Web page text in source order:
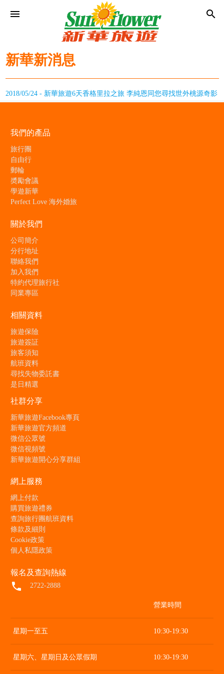
menu search
新華新消息
2018/05/24 - 新華旅遊6天香格里拉之旅 李純恩同您尋找世外桃源奇影
我們的產品
旅行團
自由行
郵輪
奬勵會議
學遊新華
Perfect Love 海外婚旅
關於我們
公司簡介
分行地址
聯絡我們
加入我們
特約代理旅行社
同業專區
相關資料
旅遊保險
旅遊簽証
旅客須知
航班資料
尋找失物委託書
是日精選
社群分享
新華旅遊Facebook專頁
新華旅遊官方頻道
微信公眾號
微信視頻號
新華旅遊開心分享群組
網上服務
網上付款
購買旅遊禮券
查詢旅行團航班資料
條款及細則
Cookie政策
個人私隱政策
報名及查詢熱線
local_phone 2722-2888
營業時間
星期一至五 10:30-19:30
星期六、星期日及公眾假期 10:30-19:30